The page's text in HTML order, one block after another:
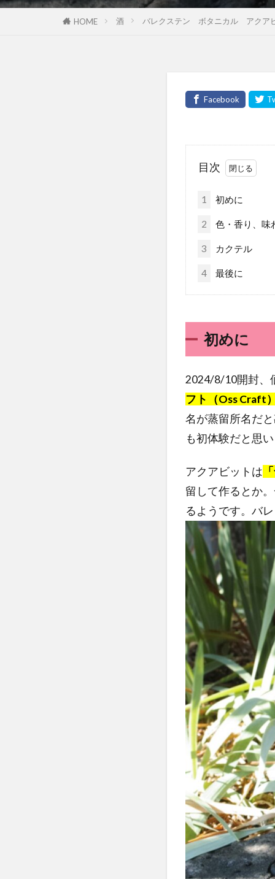
HOME 酒 バレクステン ボタニカル アクア
目次
1 初めに
2 色・香り、味
3 カクテル
4 最後に
初めに
2024/8/10開封、
フト（Oss Craft
名が蒸留所名だ
も初体験だと思
アクアビットは
留して作るとか
るようです。バ